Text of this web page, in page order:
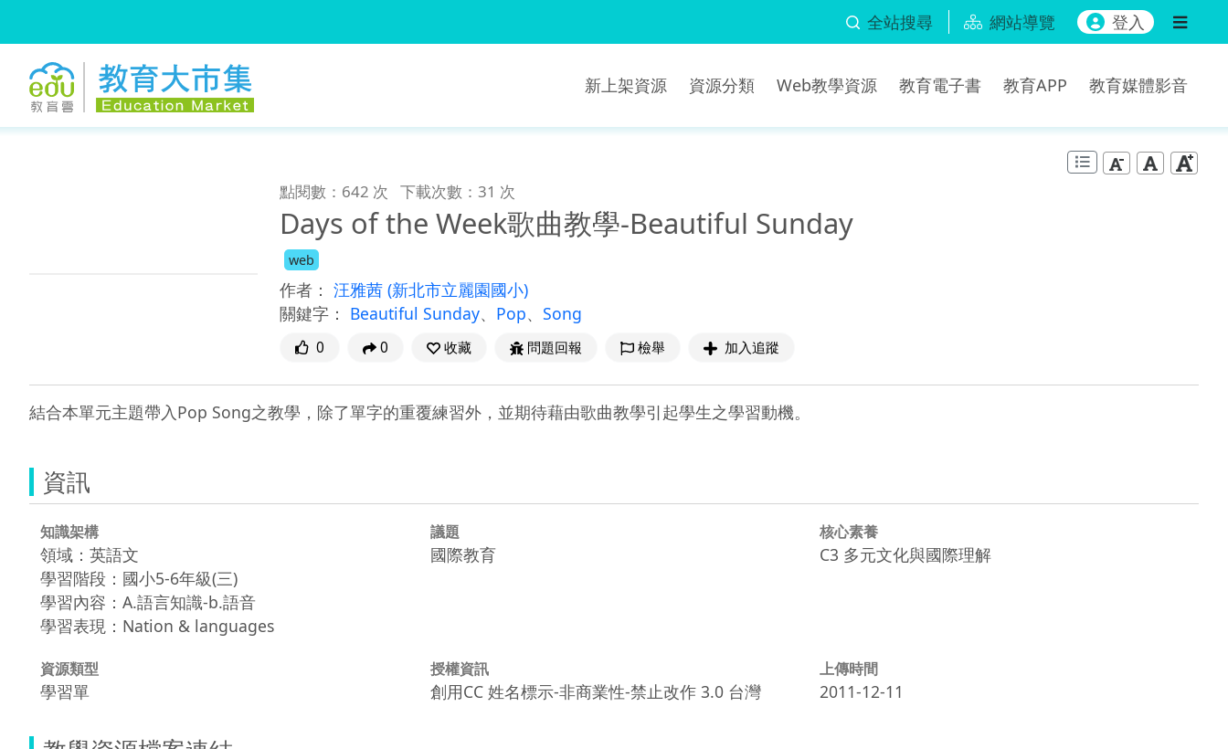
全站搜尋 網站導覽 登入
新上架資源 資源分類 Web教學資源 教育電子書 教育APP 教育媒體影音
點閱數：642 次 下載次數：31 次
Days of the Week歌曲教學-Beautiful Sunday
web
作者： 汪雅茜 (新北市立麗園國小)
關鍵字： Beautiful Sunday、 Pop、 Song
0 0 收藏 問題回報 檢舉 加入追蹤
結合本單元主題帶入Pop Song之教學，除了單字的重覆練習外，並期待藉由歌曲教學引起學生之學習動機。
資訊
知識架構
領域：英語文
學習階段：國小5-6年級(三)
學習內容：A.語言知識-b.語音
學習表現：Nation & languages
議題
國際教育
核心素養
C3 多元文化與國際理解
資源類型
學習單
授權資訊
創用CC 姓名標示-非商業性-禁止改作 3.0 台灣
上傳時間
2011-12-11